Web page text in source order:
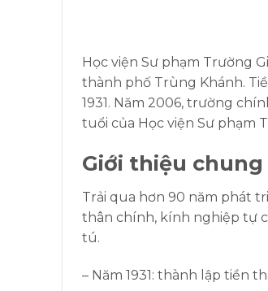
Học viện Sư phạm Trường
thành phố Trùng Khánh.
1931. Năm 2006, trường
tuổi của Học viện Sư phạm
Giới thiệu chung
Trải qua hơn 90 năm phát
thân chính, kính nghiệp tự
tú.
– Năm 1931: thành lập tiền